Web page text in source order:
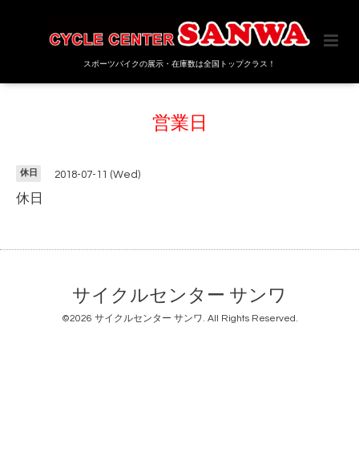
スポーツバイクの展示・在庫数は全国トップクラス！
営業日
休日 2018-07-11 (Wed)
休日
サイクルセンター サンワ
©2026 サイクルセンター サンワ. All Rights Reserved.